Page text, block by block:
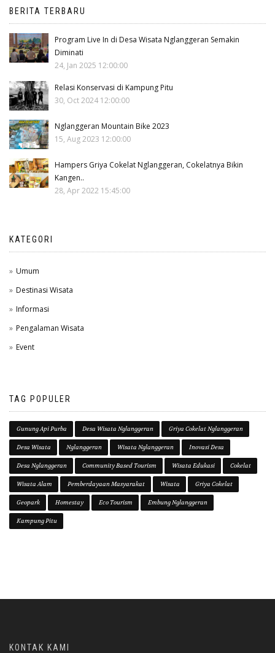
BERITA TERBARU
Program Live In di Desa Wisata Nglanggeran Semakin
Diminati
24, Jan 2025 12:00:00
Relasi Konservasi di Kampung Pitu
30, Oct 2024 12:00:00
Nglanggeran Mountain Bike 2023
15, Aug 2023 12:00:00
Hampers Griya Cokelat Nglanggeran, Cokelatnya Bikin
Kangen..
28, Apr 2022 15:45:00
KATEGORI
Umum
Destinasi Wisata
Informasi
Pengalaman Wisata
Event
TAG POPULER
Gunung Api Purba Desa Wisata Nglanggeran Griya Cokelat Nglanggeran
Desa Wisata Nglanggeran Wisata Nglanggeran Inovasi Desa
Desa Nglanggeran Community Based Tourism Wisata Edukasi Cokelat
Wisata Alam Pemberdayaan Masyarakat Wisata Griya Cokelat
Geopark Homestay Eco Tourism Embung Nglanggeran
Kampung Pitu
KONTAK KAMI